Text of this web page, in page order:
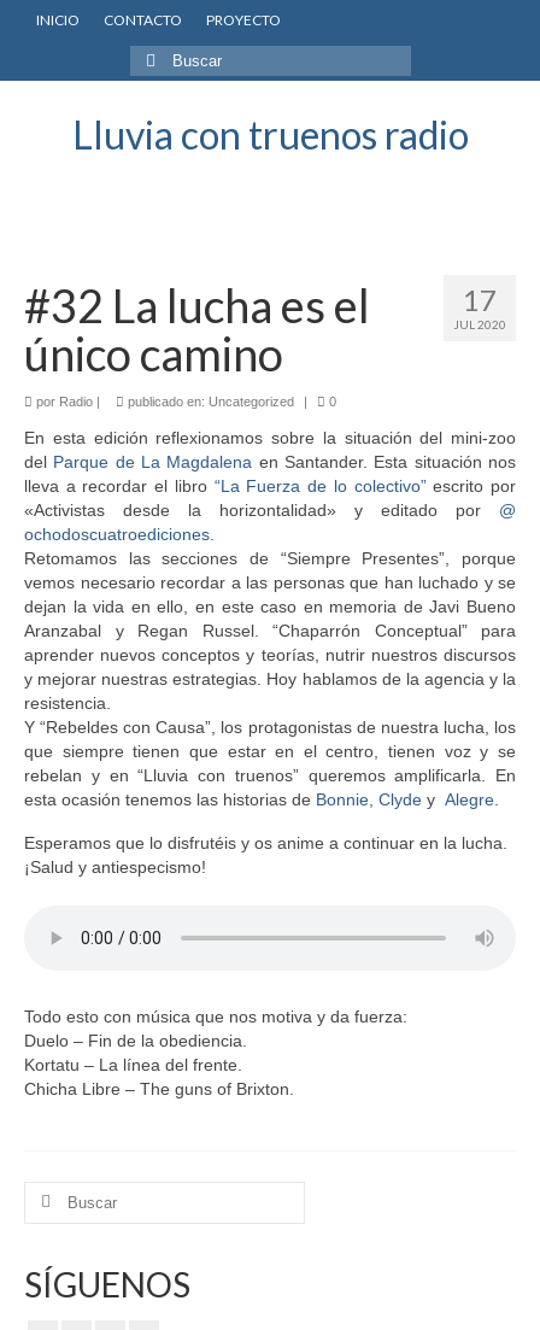
INICIO CONTACTO PROYECTO
Buscar
por:
Lluvia con truenos radio
17
JUL 2020
#32 La lucha es el
único camino
por Radio | publicado en: Uncategorized | 0
En esta edición reflexionamos sobre la situación del mini-zoo
del Parque de La Magdalena en Santander. Esta situación nos
lleva a recordar el libro “La Fuerza de lo colectivo”escrito por
«Activistas desde la horizontalidad» y editado por @
ochodoscuatroediciones
Retomamos las secciones de “Siempre Presentes”, porque
vemos necesario recordar a las personas que han luchado y se
dejan la vida en ello, en este caso en memoria de Javi Bueno
Aranzabal y Regan Russel. “Chaparrón Conceptual” para
aprender nuevos conceptos y teorías, nutrir nuestros discursos
y mejorar nuestras estrategias. Hoy hablamos de la agencia y la
resistencia.
Y “Rebeldes con Causa”, los protagonistas de nuestra lucha, los
que siempre tienen que estar en el centro, tienen voz y se
rebelan y en “Lluvia con truenos” queremos amplificarla. En
esta ocasión tenemos las historias de Bonnie, Clyde y Alegre
Esperamos que lo disfrutéis y os anime a continuar en la lucha.
¡Salud y antiespecismo!
Todo esto con música que nos motiva y da fuerza:
Duelo – Fin de la obediencia.
Kortatu – La línea del frente.
Chicha Libre – The guns of Brixton.
Buscar
SÍGUENOS